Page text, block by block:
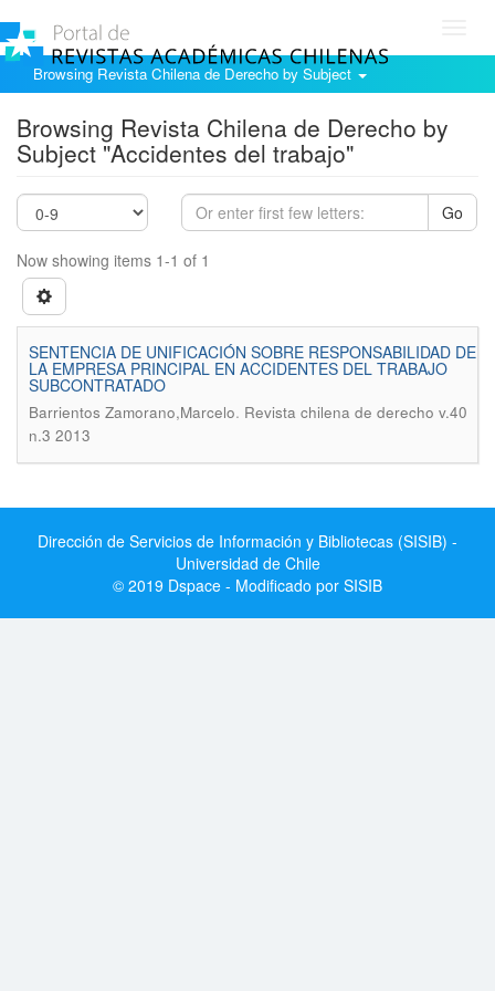
Browsing Revista Chilena de Derecho by Subject
Browsing Revista Chilena de Derecho by
Subject "Accidentes del trabajo"
Go
Now showing items 1-1 of 1
SENTENCIA DE UNIFICACIÓN SOBRE RESPONSABILIDAD DE
LA EMPRESA PRINCIPAL EN ACCIDENTES DEL TRABAJO
SUBCONTRATADO
Barrientos Zamorano,Marcelo. Revista chilena de derecho v.40
n.3 2013
Dirección de Servicios de Información y Bibliotecas (SISIB) -
Universidad de Chile
© 2019 Dspace - Modificado por SISIB